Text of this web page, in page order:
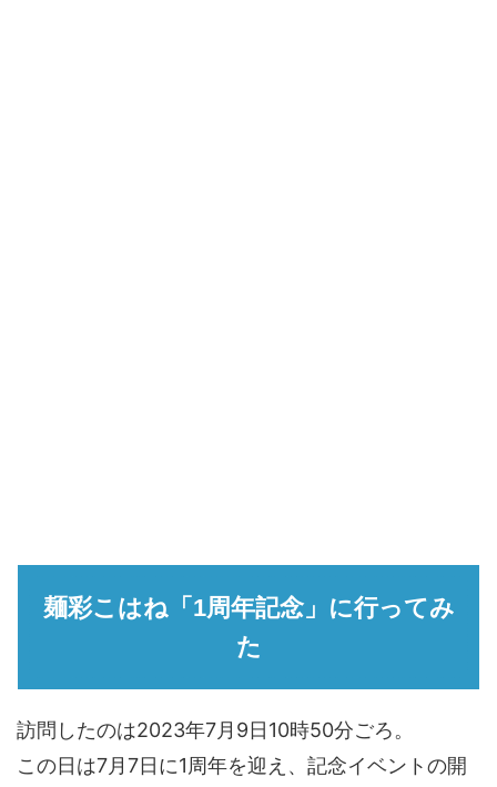
麺彩こはね「1周年記念」に行ってみ
た
訪問したのは2023年7月9日10時50分ごろ。
この日は7月7日に1周年を迎え、記念イベントの開